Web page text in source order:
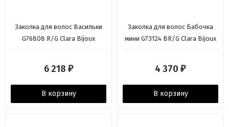
Заколка для волос Васильки
G76808 R/G Clara Bijoux
6 218 ₽
В корзину
Заколка для волос Бабочка
мини G73124 BR/G Clara Bijoux
4 370 ₽
В корзину